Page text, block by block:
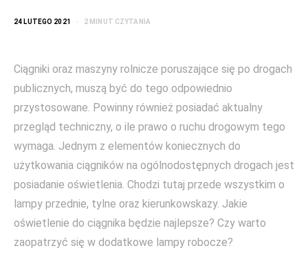
24 LUTEGO 2021 2 MINUT CZYTANIA
Ciągniki oraz maszyny rolnicze poruszające się po drogach
publicznych, muszą być do tego odpowiednio
przystosowane. Powinny również posiadać aktualny
przegląd techniczny, o ile prawo o ruchu drogowym tego
wymaga. Jednym z elementów koniecznych do
użytkowania ciągników na ogólnodostępnych drogach jest
posiadanie oświetlenia. Chodzi tutaj przede wszystkim o
lampy przednie, tylne oraz kierunkowskazy. Jakie
oświetlenie do ciągnika będzie najlepsze? Czy warto
zaopatrzyć się w dodatkowe lampy robocze?